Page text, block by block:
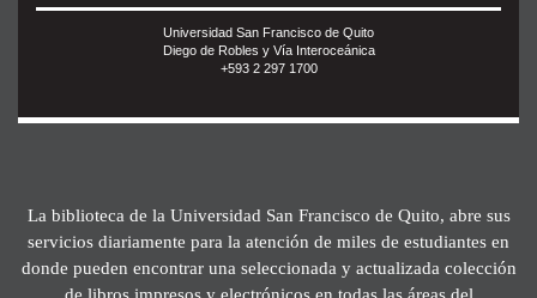
Universidad San Francisco de Quito
Diego de Robles y Vía Interoceánica
+593 2 297 1700
La biblioteca de la Universidad San Francisco de Quito, abre sus
servicios diariamente para la atención de miles de estudiantes en
donde pueden encontrar una seleccionada y actualizada colección
de libros impresos y electrónicos en todas las áreas del